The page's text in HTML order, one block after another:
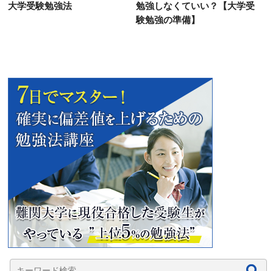
大学受験勉強法
勉強しなくていい？【大学受
験勉強の準備】